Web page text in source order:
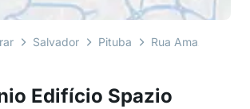
Edifício Spazio
Salvador Pituba Rua Amazonas